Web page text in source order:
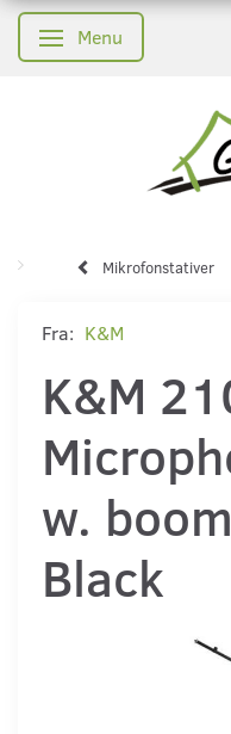
Skifte navigation
Menu
Mikrofonstativer
Fra: K&M
K&M
w.
Black